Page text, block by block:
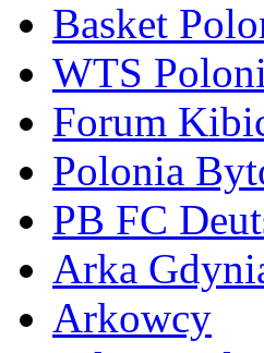
Basket
WTS
Forum
Polonia
PB FC
Arka
Arkowcy